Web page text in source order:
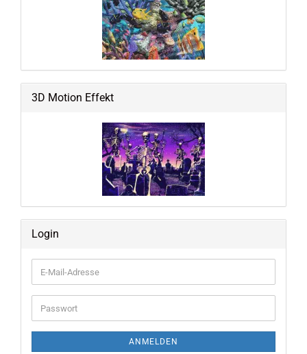
3D Motion Effekt
Login
E-
Mail-
Adresse
Passwort
ANMELDEN